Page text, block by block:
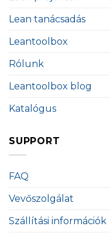
Lean tanácsadás
Leantoolbox
Rólunk
Leantoolbox blog
Katalógus
SUPPORT
FAQ
Vevőszolgálat
Szállítási információk